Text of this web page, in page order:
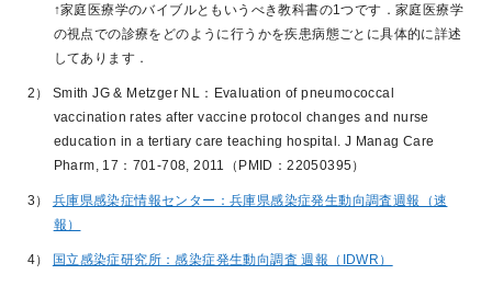
↑家庭医療学のバイブルともいうべき教科書の1つです．家庭医療学
の視点での診療をどのように行うかを疾患病態ごとに具体的に詳述
してあります．
2） Smith JG & Metzger NL：Evaluation of pneumococcal
vaccination rates after vaccine protocol changes and nurse
education in a tertiary care teaching hospital. J Manag Care
Pharm, 17：701-708, 2011（PMID：22050395）
3） 兵庫県感染症情報センター：兵庫県感染症発生動向調査週報（速
報）
4） 国立感染症研究所：感染症発生動向調査 週報（IDWR）